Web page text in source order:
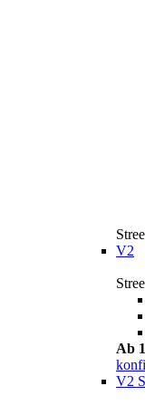
V2
Ab
V2 S